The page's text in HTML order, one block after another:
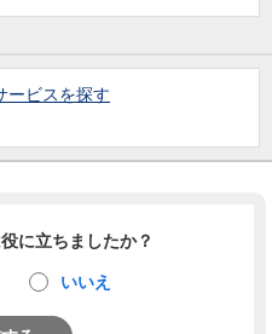
ービスを探す
に立ちましたか？
いいえ